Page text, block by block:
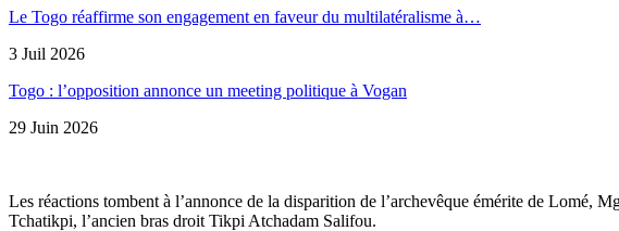
Le Togo réaffirme son engagement en faveur du multilatéralisme à…
3 Juil 2026
Togo : l’opposition annonce un meeting politique à Vogan
29 Juin 2026
Les réactions tombent à l’annonce de la disparition de l’archevêque émérite de
Tchatikpi, l’ancien bras droit Tikpi Atchadam Salifou.